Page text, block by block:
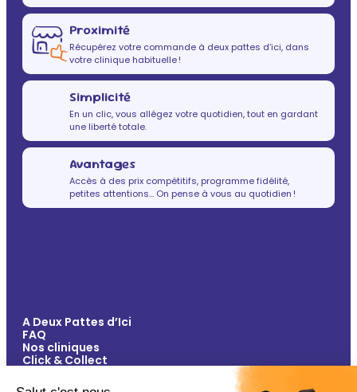
Proximité
Récupérez votre commande à deux pattes d’ici, dans
votre clinique habituelle !
Simplicité
En un clic, vous allégez votre quotidien, tout en gardant
une liberté totale.
Avantages
Accès à des prix compétitifs, programme fidélité,
petites attentions… On pense à vous au quotidien !
A Deux Pattes d’Ici
FAQ
Nos cliniques
Click & Collect
Vos avantages